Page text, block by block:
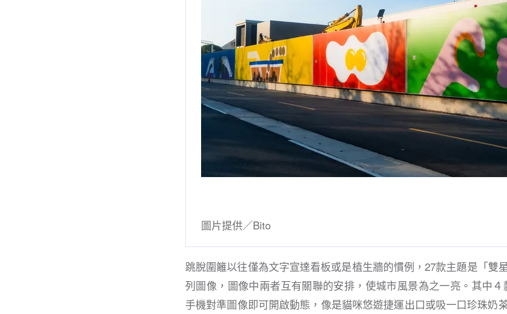
圖片提供／Bito
跳脫圍籬以往僅為文字宣達看板或是植生牆的慣例，27款主題是「雙
列圖像，圖像中兩者互有關聯的安排，使城市風景為之一亮。其中
手機對準圖像即可開啟動態，像是貓咪悠遊捷運出口或吸一口珍珠奶